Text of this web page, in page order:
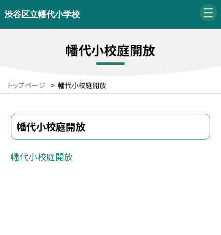
渋谷区立幡代小学校
幡代小校庭開放
トップページ > 幡代小校庭開放
幡代小校庭開放
幡代小校庭開放